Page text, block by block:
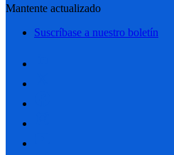
Mantente actualizado
Suscríbase a nuestro boletín